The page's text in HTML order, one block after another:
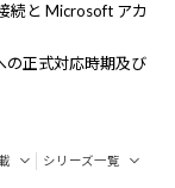
続と Microsoft アカ
正式対応時期及び
シリーズ一覧